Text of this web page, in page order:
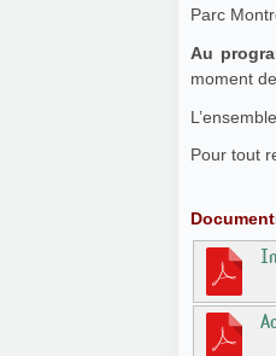
Parc
Au
moment
Pour tout